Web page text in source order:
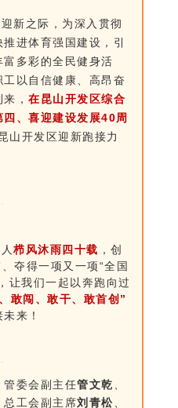
新之际，为深入贯彻
进体育强国建设，引
多彩的全民健身活
以自信健康、高昂奋
来，在昆山开发区综合
、喜迎建设发展40周
山开发区迎新跑接力
栉风沐雨四十载 ，创
夺得一项又一项“全国
让我们一起以奔跑向过
敢闯、敢干、敢首创”
来！
管委会副主任管文乾
总工会副主席刘青松